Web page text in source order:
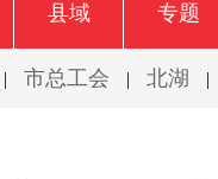
县域 专题
| 市总工会 | 北湖 |